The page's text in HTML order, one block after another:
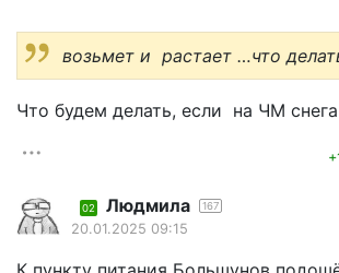
возьмет и растает …что
Что будем делать, если на ЧМ
02 Людмила 167
20.01.2025 09:15